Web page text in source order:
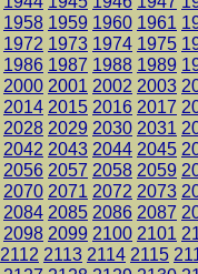
1958 1959 1960 1961
1972 1973 1974 1975
1986 1987 1988 1989
2000 2001 2002 2003
2014 2015 2016 2017
2028 2029 2030 2031
2042 2043 2044 2045
2056 2057 2058 2059
2070 2071 2072 2073
2084 2085 2086 2087
2098 2099 2100 2101
2112 2113 2114 2115